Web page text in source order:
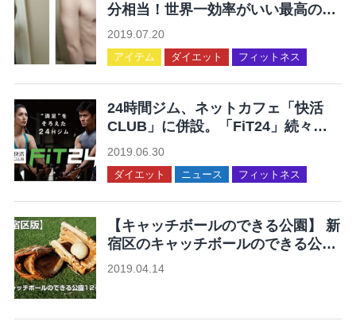
分相当！世界一効率がいい最高の運
動を集めてみた
2019.07.20
アイテム ダイエット フィットネス
24時間ジム、ネットカフェ「快活
CLUB」に併設。「FiT24」続々オ
ープン。
2019.06.30
ダイエット ニュース フィットネス
【キャッチボールのできる公園】 新
宿区のキャッチボールのできる公園
12ヶ所まとめ
2019.04.14